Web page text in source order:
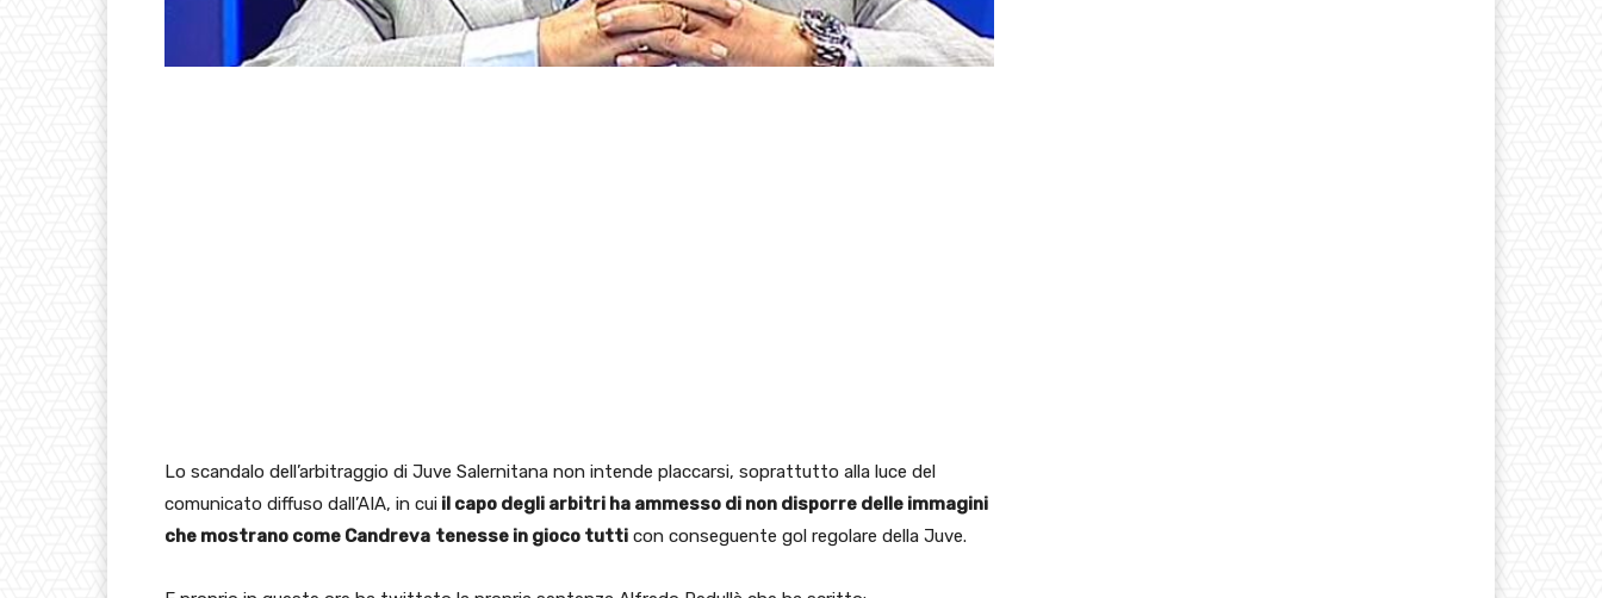
Lo scandalo dell’arbitraggio di Juve Salernitana non intende placcarsi, soprattutto alla luce del
comunicato diffuso dall’AIA, in cui il capo degli arbitri ha ammesso di non disporre delle immagini
che mostrano come Candreva tenesse in gioco tutti con conseguente gol regolare della Juve.